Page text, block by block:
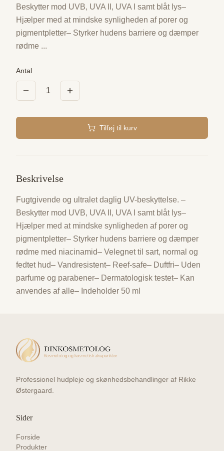
Beskytter mod UVB, UVA II, UVA I samt blåt lys–
Hjælper med at mindske synligheden af porer og
pigmentpletter– Styrker hudens barriere og dæmper
rødme ...
Antal
1
Tilføj til kurv
Beskrivelse
Fugtgivende og ultralet daglig UV-beskyttelse. –
Beskytter mod UVB, UVA II, UVA I samt blåt lys–
Hjælper med at mindske synligheden af porer og
pigmentpletter– Styrker hudens barriere og dæmper
rødme med niacinamid– Velegnet til sart, normal og
fedtet hud– Vandresistent– Reef-safe– Duftfri– Uden
parfume og parabener– Dermatologisk testet– Kan
anvendes af alle– Indeholder 50 ml
Professionel hudpleje og skønhedsbehandlinger af Rikke
Østergaard.
Sider
Forside
Produkter